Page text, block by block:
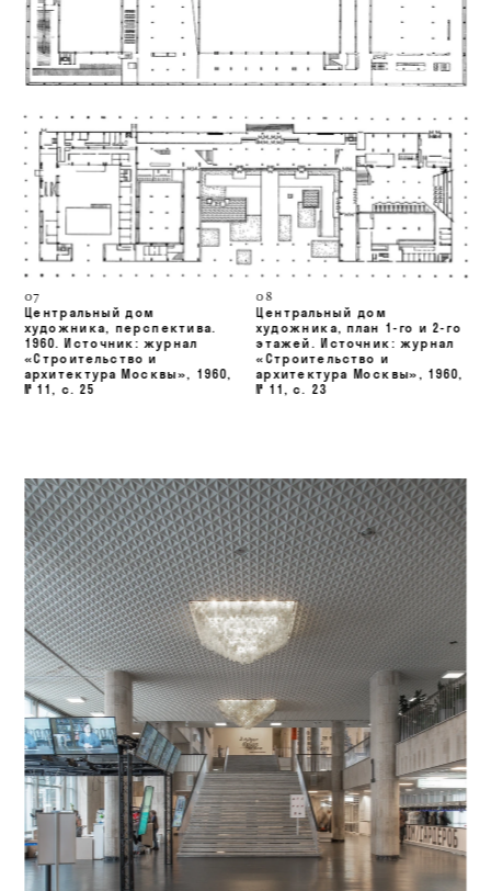
07
Центральный дом
художника, перспектива.
1960. Источник: журнал
«Строительство и
архитектура Москвы», 1960,
№ 11, с. 25
08
Центральный дом
художника, план 1-го и 2-го
этажей. Источник: журнал
«Строительство и
архитектура Москвы» , 1960,
№ 11, с. 23